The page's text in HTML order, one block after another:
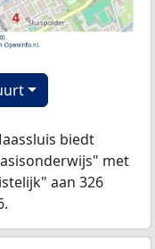
biedt
met
aan 326